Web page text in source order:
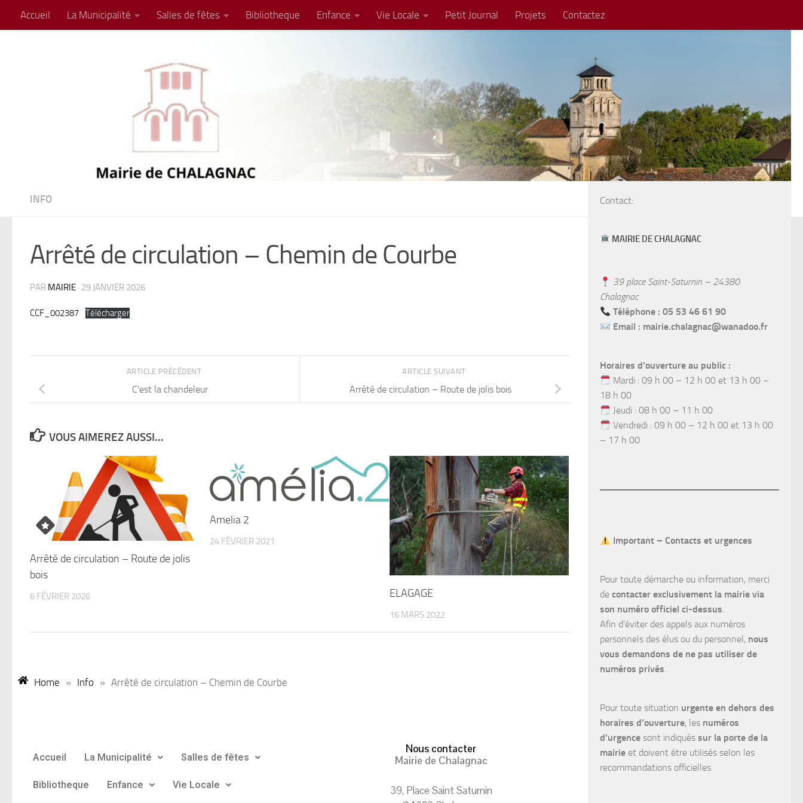
Skip to content
Accueil La Municipalité Salles de fêtes Bibliotheque Enfance Vie Locale Petit Journal Projets Contactez
INFO
Arrêté de circulation – Chemin de Courbe
PAR MAIRIE · 29 JANVIER 2026
CCF_002387 Télécharger
ARTICLE SUIVANT
Arrêté de circulation – Route de jolis bois
ARTICLE PRÉCÉDENT
C’est la chandeleur
VOUS AIMEREZ AUSSI...
Arrêté de circulation – Route de jolis
bois
6 FÉVRIER 2026
Amelia 2
24 FÉVRIER 2021
ELAGAGE
16 MARS 2022
Contact:
MAIRIE DE CHALAGNAC
39 place Saint-Saturnin – 24380
Chalagnac
Téléphone : 05 53 46 61 90
Email : mairie.chalagnac@wanadoo.fr
Horaires d’ouverture au public :
Mardi : 09 h 00 – 12 h 00 et 13 h 00 –
18 h 00
Jeudi : 08 h 00 – 11 h 00
Vendredi : 09 h 00 – 12 h 00 et 13 h 00
– 17 h 00
Important – Contacts et urgences
Pour toute démarche ou information, merci
de contacter exclusivement la mairie via
son numéro officiel ci-dessus.
Afin d’éviter des appels aux numéros
personnels des élus ou du personnel, nous
vous demandons de ne pas utiliser de
numéros privés.
Pour toute situation urgente en dehors des
horaires d’ouverture, les numéros
d’urgence sont indiqués sur la porte de la
mairie et doivent être utilisés selon les
recommandations officielles.
Home » Info » Arrêté de circulation – Chemin de Courbe
Accueil La Municipalité Salles de fêtes
Bibliotheque Enfance Vie Locale
Nous contacter
Mairie de Chalagnac
39, Place Saint Saturnin